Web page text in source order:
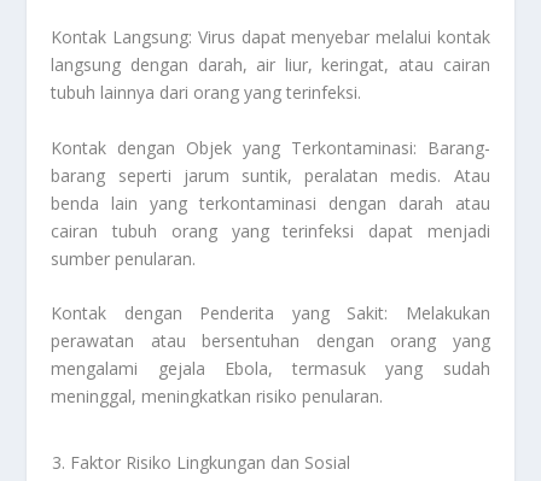
Kontak Langsung: Virus dapat menyebar melalui kontak
langsung dengan darah, air liur, keringat, atau cairan
tubuh lainnya dari orang yang terinfeksi.
Kontak dengan Objek yang Terkontaminasi: Barang-
barang seperti jarum suntik, peralatan medis. Atau
benda lain yang terkontaminasi dengan darah atau
cairan tubuh orang yang terinfeksi dapat menjadi
sumber penularan.
Kontak dengan Penderita yang Sakit: Melakukan
perawatan atau bersentuhan dengan orang yang
mengalami gejala Ebola, termasuk yang sudah
meninggal, meningkatkan risiko penularan.
Faktor Risiko Lingkungan dan Sosial